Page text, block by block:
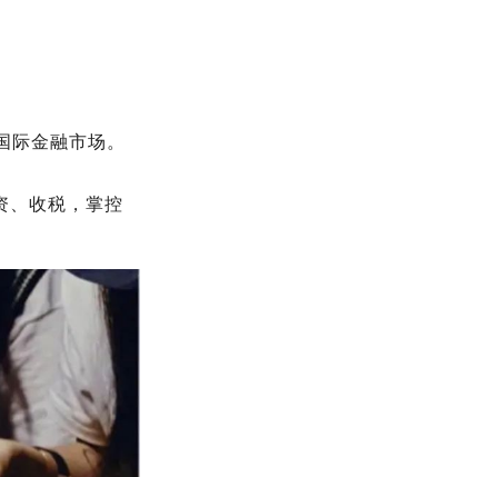
金融市场。
、收税，掌控